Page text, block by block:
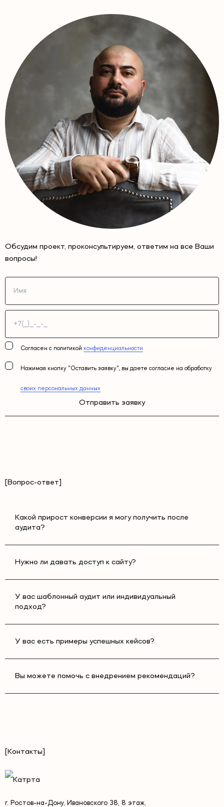
Обсудим проект, проконсультируем, ответим на все Ваши
вопросы!
Согласен с политикой конфиденциальности
Нажимая кнопку "Оставить заявку", вы даете согласие на обработку
своих персональных данных
Отправить заявку
[Вопрос-ответ]
Какой прирост конверсии я могу получить после
аудита?
Нужно ли давать доступ к сайту?
У вас шаблонный аудит или индивидуальный
подход?
У вас есть примеры успешных кейсов?
Вы можете помочь с внедрением рекомендаций?
[Контакты]
г. Ростов-на-Дону, Ивановского 38, 8 этаж,